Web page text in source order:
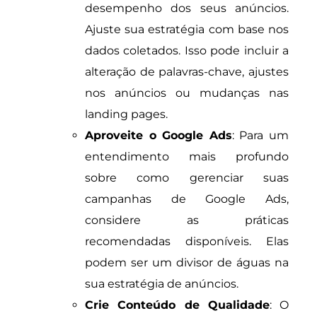
desempenho dos seus anúncios.
Ajuste sua estratégia com base nos
dados coletados. Isso pode incluir a
alteração de palavras-chave, ajustes
nos anúncios ou mudanças nas
landing pages.
Aproveite o Google Ads: Para um
entendimento mais profundo
sobre como gerenciar suas
campanhas de Google Ads,
considere as práticas
recomendadas disponíveis. Elas
podem ser um divisor de águas na
sua estratégia de anúncios.
Crie Conteúdo de Qualidade: O